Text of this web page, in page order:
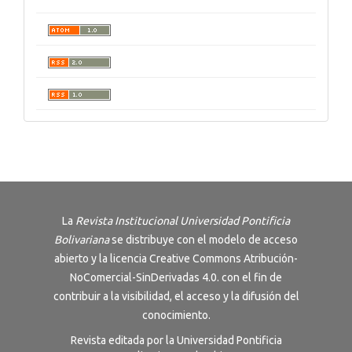
La Revista Institucional Universidad Pontificia
Bolivarianase distribuye con el modelo de acceso
abierto y la licencia Creative Commons Atribución-
NoComercial-SinDerivadas 4.0. con el fin de
contribuir a la visibilidad, el acceso y la difusión del
conocimiento.
Revista editada por la Universidad Pontificia